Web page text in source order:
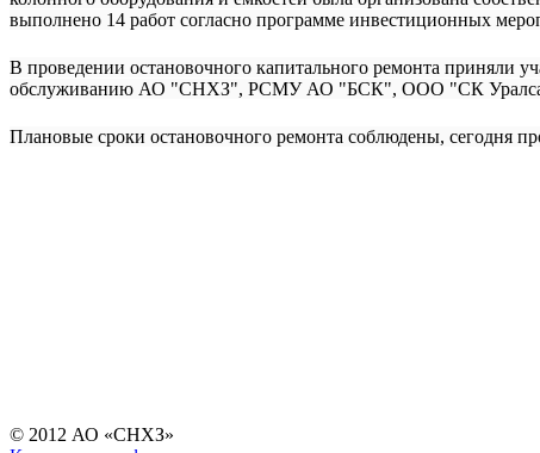
выполнено 14 работ согласно программе инвестиционных
В проведении остановочного капитального ремонта приняли
обслуживанию АО "СНХЗ", РСМУ АО "БСК", ООО "СК
Плановые сроки остановочного ремонта соблюдены, сегодня
© 2012 АО «СНХЗ»